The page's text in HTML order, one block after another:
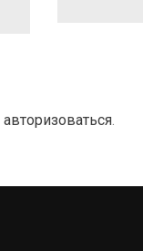
авторизоваться.